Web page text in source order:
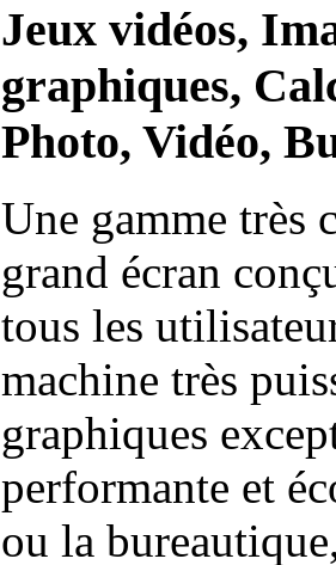
Jeux vidéos,
graphiques,
Photo, Vidéo,
Une gamme très
grand écran
tous les
machine très
graphiques
performante et
ou la